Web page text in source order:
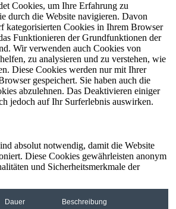
Cookies, um Ihre Erfahrung zu
durch die Website navigieren. Davon
kategorisierten Cookies in Ihrem Browser
Funktionieren der Grundfunktionen der
Wir verwenden auch Cookies von
zu analysieren und zu verstehen, wie
Diese Cookies werden nur mit Ihrer
gespeichert. Sie haben auch die
abzulehnen. Das Deaktivieren einiger
jedoch auf Ihr Surferlebnis auswirken.
absolut notwendig, damit die Website
Diese Cookies gewährleisten anonym
und Sicherheitsmerkmale der
Dauer Beschreibung